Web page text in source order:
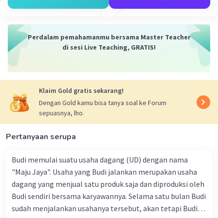
Mugi ilmu pangestu ing atimu
Beri Rating·0.0(0) Balas
kak ada bahasa Indonesia nya tidak?
Iklan
Perdalam pemahamanmu bersama Master Teacher
di sesi Live Teaching, GRATIS!
Klaim Gold gratis sekarang!
Dengan Gold kamu bisa tanya soal ke Forum
sepuasnya, lho.
Pertanyaan serupa
Budi memulai suatu usaha dagang (UD) dengan nama
"Maju Jaya". Usaha yang Budi jalankan merupakan usaha
dagang yang menjual satu produk saja dan diproduksi oleh
Budi sendiri bersama karyawannya. Selama satu bulan Budi
sudah menjalankan usahanya tersebut, akan tetapi Budi